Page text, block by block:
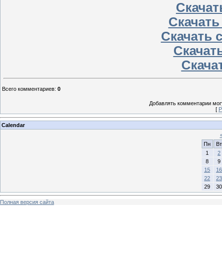
Скачать
Всего комментариев: 0
Добавлять комментарии
[
Calendar
Пн
Вт
1
2
8
9
15
16
22
23
29
30
Полная версия сайта